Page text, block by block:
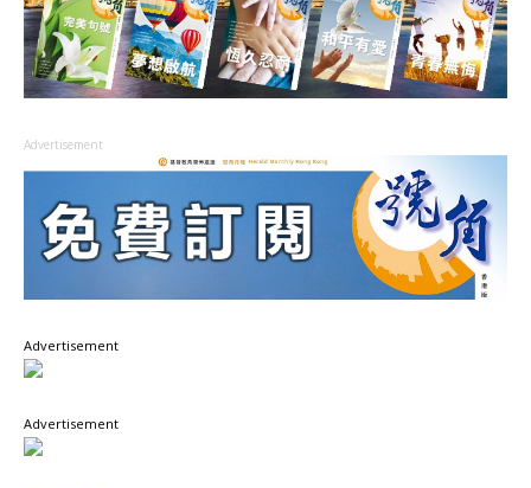
Advertisement
Advertisement
Advertisement